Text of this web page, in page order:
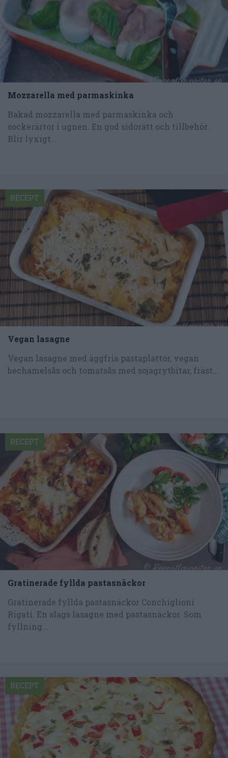
Mozzarella med parmaskinka
Bakad mozzarella med parmaskinka och
sockerärtor i ugnen. En god sidorätt och tillbehör.
Blir lyxigt...
Vegan lasagne
Vegan lasagne med äggfria pastaplattor, vegan
bechamelsås och tomatsås med sojagrytbitar, fräst...
RECEPT
Gratinerade fyllda pastasnäckor
Gratinerade fyllda pastasnäckor Conchiglioni
Rigati. En slags lasagne med pastasnäckor. Som
fyllning...
RECEPT
RECEPT